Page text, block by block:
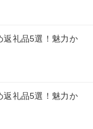
返礼品5選！魅力か
返礼品5選！魅力か